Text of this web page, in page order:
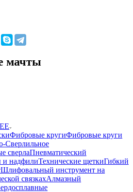
мачты
Фибровые кругиФибровые круги
Сверлильное
сверлаПневматический
и надфилиТехнические щеткиГибкий
Шлифовальный инструмент на
связкахАлмазный